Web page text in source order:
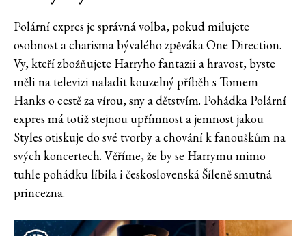
Polární expres je správná volba, pokud milujete
osobnost a charisma bývalého zpěváka One Direction.
Vy, kteří zbožňujete Harryho fantazii a hravost, byste
měli na televizi naladit kouzelný příběh s Tomem
Hanks o cestě za vírou, sny a dětstvím. Pohádka Polární
expres má totiž stejnou upřímnost a jemnost jakou
Styles otiskuje do své tvorby a chování k fanouškům na
svých koncertech. Věříme, že by se Harrymu mimo
tuhle pohádku líbila i československá Šíleně smutná
princezna.